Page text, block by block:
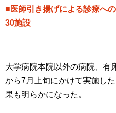
■医師引き揚げによる診療へ
30施設
大学病院本院以外の病院、有
から7月上旬にかけて実施し
果も明らかになった。